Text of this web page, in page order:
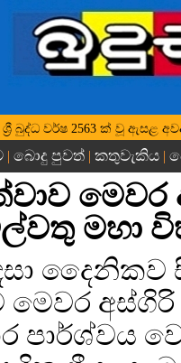
ශ්‍රී බුද්ධ වර්ෂ 2563 ක් වූ ඇසළ
| බොදු පුවත් | කතුවැකිය |
මහා
මෙවර
පාර්ශ්වය